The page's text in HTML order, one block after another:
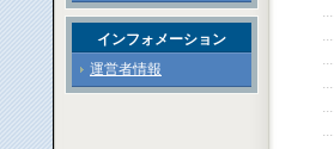
インフォメーション
運営者情報